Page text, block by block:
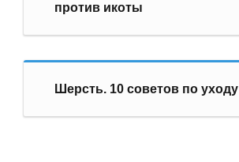
против икоты
Шерсть. 10 советов по уходу